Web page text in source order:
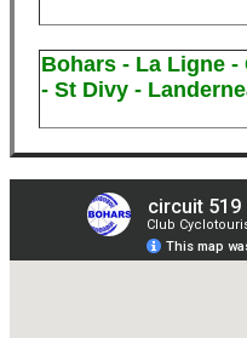
Bohars - La Ligne
- St Divy -